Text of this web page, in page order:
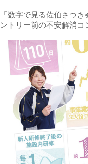
「数字で見る佐伯さつ
ントリー前の不安解消コ